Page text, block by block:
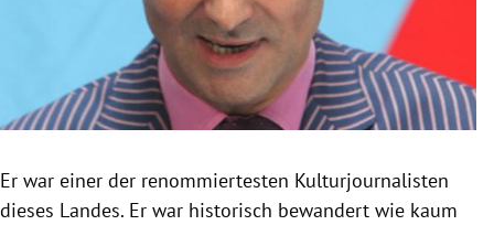
Untermenü
Untermenü
Untermenü
Er war einer der renommiertesten Kulturjournalisten
dieses Landes. Er war historisch bewandert wie kaum